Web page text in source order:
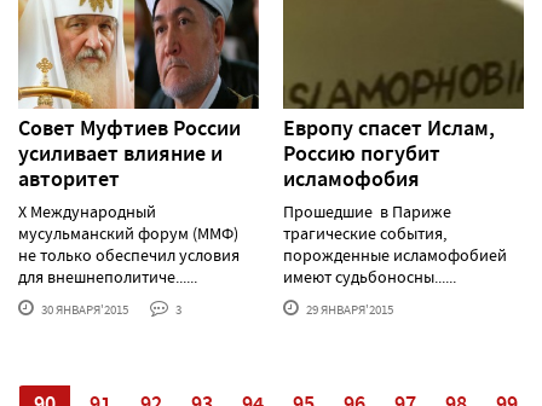
Совет Муфтиев России
усиливает влияние и
авторитет
X Международный
мусульманский форум (ММФ)
не только обеспечил условия
для внешнеполитиче......
30 ЯНВАРЯ'2015 3
Европу спасет Ислам,
Россию погубит
исламофобия
Прошедшие в Париже
трагические события,
порожденные исламофобией
имеют судьбоносны......
29 ЯНВАРЯ'2015